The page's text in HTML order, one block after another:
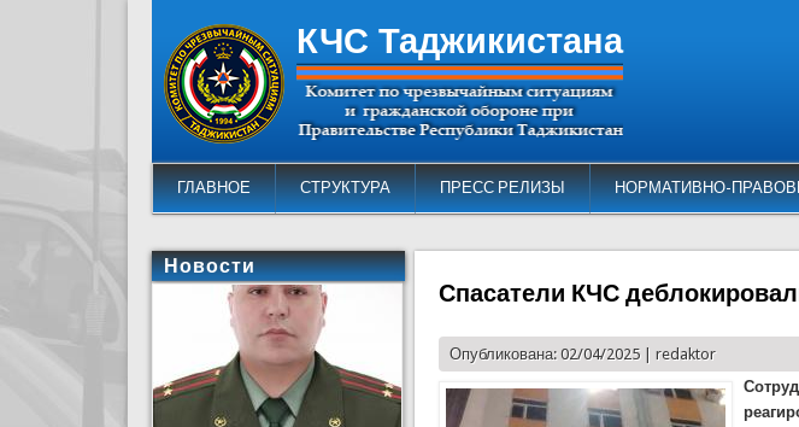
КЧС Таджикистана
ГЛАВНОЕ СТРУКТУРА ПРЕСС РЕЛИЗЫ НОРМАТИВНО-
Спасатели КЧС
Опубликована: 02/04/2025 |redaktor
Новости